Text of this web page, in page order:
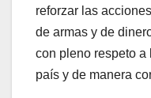
reforzar las
de armas y de
con pleno respeto
país y de manera